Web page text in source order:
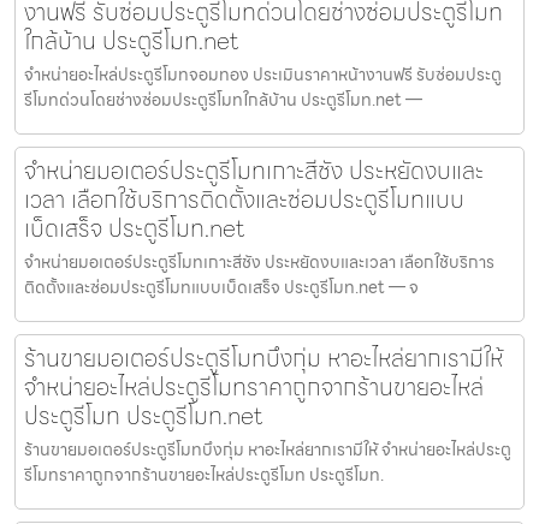
งานฟรี รับซ่อมประตูรีโมทด่วนโดยช่างซ่อมประตูรีโมท
ใกล้บ้าน ประตูรีโมท.net
จำหน่ายอะไหล่ประตูรีโมทจอมทอง ประเมินราคาหน้างานฟรี รับซ่อมประตู
รีโมทด่วนโดยช่างซ่อมประตูรีโมทใกล้บ้าน ประตูรีโมท.net —
จำหน่ายมอเตอร์ประตูรีโมทเกาะสีชัง ประหยัดงบและ
เวลา เลือกใช้บริการติดตั้งและซ่อมประตูรีโมทแบบ
เบ็ดเสร็จ ประตูรีโมท.net
จำหน่ายมอเตอร์ประตูรีโมทเกาะสีชัง ประหยัดงบและเวลา เลือกใช้บริการ
ติดตั้งและซ่อมประตูรีโมทแบบเบ็ดเสร็จ ประตูรีโมท.net — จ
ร้านขายมอเตอร์ประตูรีโมทบึงกุ่ม หาอะไหล่ยากเรามีให้
จำหน่ายอะไหล่ประตูรีโมทราคาถูกจากร้านขายอะไหล่
ประตูรีโมท ประตูรีโมท.net
ร้านขายมอเตอร์ประตูรีโมทบึงกุ่ม หาอะไหล่ยากเรามีให้ จำหน่ายอะไหล่ประตู
รีโมทราคาถูกจากร้านขายอะไหล่ประตูรีโมท ประตูรีโมท.